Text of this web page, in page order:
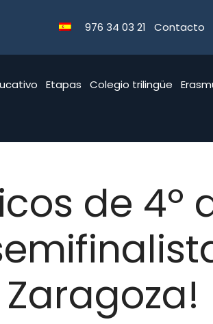
976 34 03 21 Contacto
Etapas Colegio trilingüe
de 4º